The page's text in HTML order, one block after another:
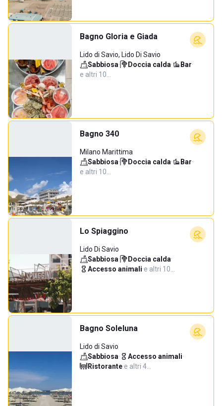
Bagno Gloria e Giada
Lido di Savio, Lido Di Savio
Sabbiosa· Doccia calda· Bar·
e altri 10…
Bagno 340
Milano Marittima
Sabbiosa· Doccia calda· Bar·
e altri 10…
Lo Spiaggino
Lido Di Savio
Sabbiosa· Doccia calda·
Accesso animali·e altri 10…
Bagno Soleluna
Lido di Savio
Sabbiosa· Accesso animali·
Ristorante·e altri 4…